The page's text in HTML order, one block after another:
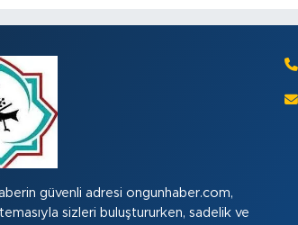
güvenli adresi ongunhaber.com,
sizleri buluştururken, sadelik ve